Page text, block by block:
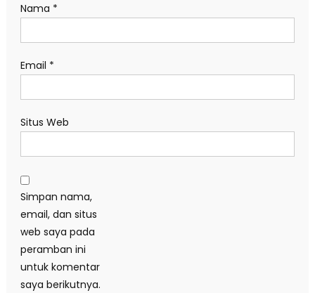
Nama *
Email *
Situs Web
Simpan nama,
email, dan situs
web saya pada
peramban ini
untuk komentar
saya berikutnya.